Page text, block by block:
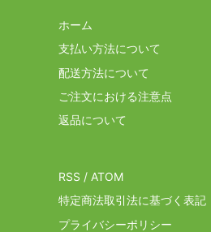
ホーム
支払い方法について
配送方法について
ご注文における注意点
返品について
RSS / ATOM
特定商法取引法に基づく表記
プライバシーポリシー